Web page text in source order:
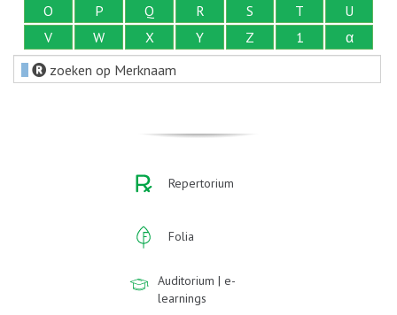
O
P Q R S T
U
V
W X Y Z 1
α
zoeken op Merknaam
Repertorium
Folia
Auditorium | e-
learnings